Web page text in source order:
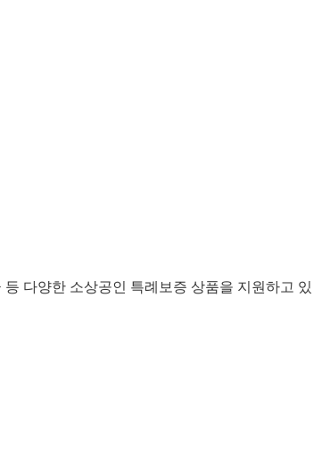
다양한 소상공인 특례보증 상품을 지원하고 있